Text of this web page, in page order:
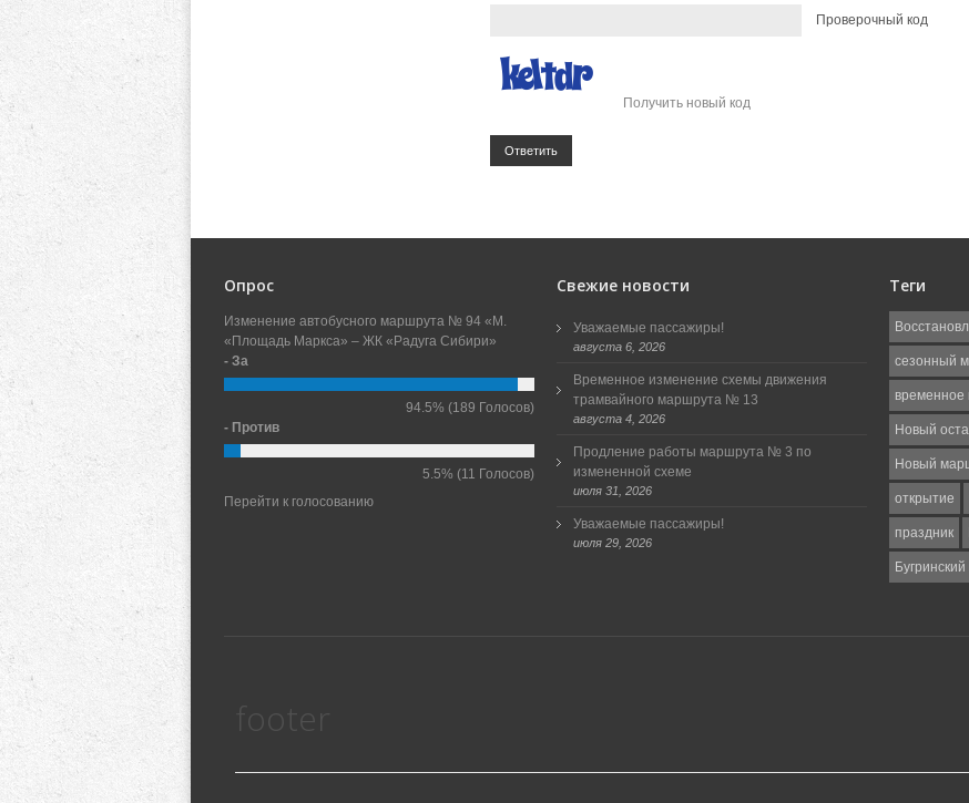
Проверочный код
Получить новый код
Ответить
Опрос
Изменение автобусного маршрута № 94 «М.
«Площадь Маркса» – ЖК «Радуга Сибири»
- За
94.5% (189 Голосов)
- Против
5.5% (11 Голосов)
Перейти к голосованию
Свежие новости
Уважаемые пассажиры!
августа 6, 2026
Временное изменение схемы движения
трамвайного маршрута № 13
августа 4, 2026
Продление работы маршрута № 3 по
измененной схеме
июля 31, 2026
Уважаемые пассажиры!
июля 29, 2026
Теги
сезонный
временное
Новый
Новый
открытие
праздник
footer